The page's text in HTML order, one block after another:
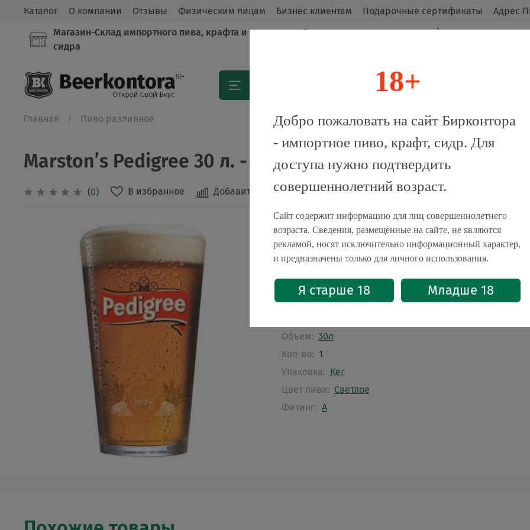
Каталог О компании Отзывы Физическим лицам Бизнес клиентам Подарочные сертификаты Адрес
Магазин-Склад импортного пива, крафта и
сидра
Оригинальные продукты от официальных
Главная Пиво разливное
Marston’s Pedigree 30 л. - кег(1 шт.)
(0) В избранное Добавить в сравнение
Характеристики
Стиль: Светлый Эль
Страна: Англия
Крепость, %:
Тип брожения: Верхнего брожения
Объем: 30л
Кол-во: 1
Упаковка: Кег
Цвет пива: Светлое
Фитинг: A
18+
Добро пожаловать на сайт Бирконтора
- импортное пиво, крафт, сидр. Для
доступа нужно подтвердить
совершеннолетний возраст.
Сайт содержит информацию для лиц совершеннолетнего
возраста. Сведения, размещенные на сайте, не являются
рекламой, носят исключительно информационный характер,
и предназначены только для личного использования.
Я старше 18 Младше 18